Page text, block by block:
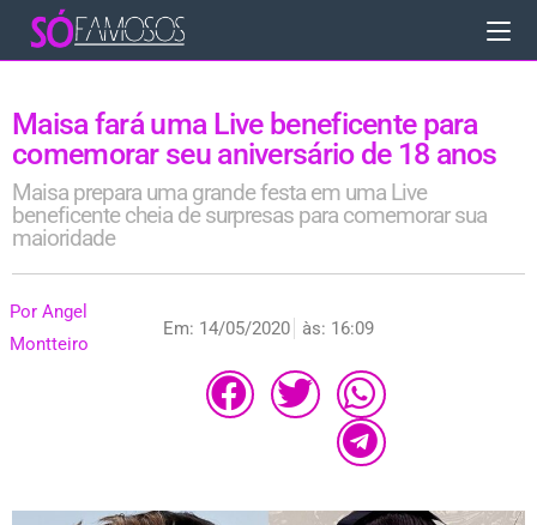
Maisa fará uma Live beneficente para
comemorar seu aniversário de 18 anos
Maisa prepara uma grande festa em uma Live
beneficente cheia de surpresas para comemorar sua
maioridade
Por Angel
Montteiro
Em: 14/05/2020 às: 16:09